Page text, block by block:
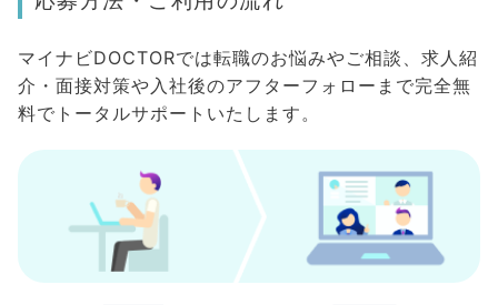
マイナビDOCTORでは転職のお悩みやご相談、求人紹
介・面接対策や入社後のアフターフォローまで完全無
料でトータルサポートいたします。